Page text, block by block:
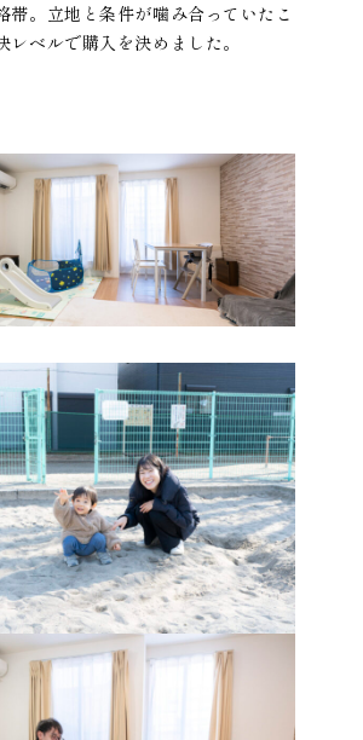
帯。立地と条件が噛み合っていたこ
レベルで購入を決めました。